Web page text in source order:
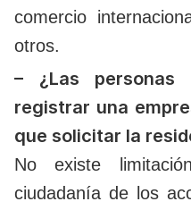
comercio
otros.
– ¿Las personas
registrar una
que solicitar la
No existe
ciudadanía de los